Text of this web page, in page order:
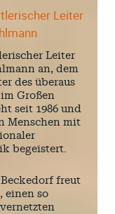
Leiter
Leiter
an, dem
des überaus
Großen
seit 1986 und
Menschen mit
begeistert.
freut
einen so